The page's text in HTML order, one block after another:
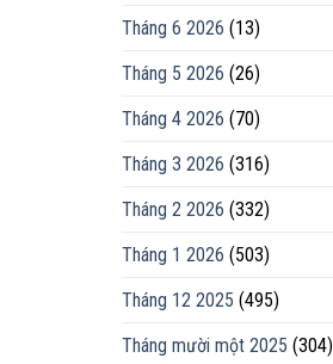
Tháng 6 2026 (13)
Tháng 5 2026 (26)
Tháng 4 2026 (70)
Tháng 3 2026 (316)
Tháng 2 2026 (332)
Tháng 1 2026 (503)
Tháng 12 2025 (495)
Tháng mười một 2025 (304)